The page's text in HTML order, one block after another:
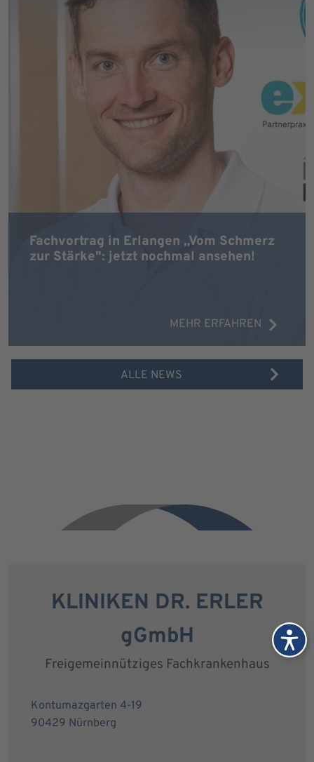
Fachvortrag in Erlangen „Vom Schmerz
zur Stärke": jetzt nochmal ansehen!
MEHR ERFAHREN
ALLE NEWS
KLINIKEN DR. ERLER
gGmbH
Freigemeinnütziges Fachkrankenhaus
Kontumazgarten 4-19
90429 Nürnberg